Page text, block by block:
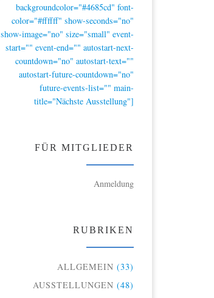
backgroundcolor="#4685cd" font-
color="#ffffff" show-seconds="no"
show-image="no" size="small" event-
start="" event-end="" autostart-next-
countdown="no" autostart-text=""
autostart-future-countdown="no"
future-events-list="" main-
title="Nächste Ausstellung"]
FÜR MITGLIEDER
Anmeldung
RUBRIKEN
ALLGEMEIN (33)
AUSSTELLUNGEN (48)